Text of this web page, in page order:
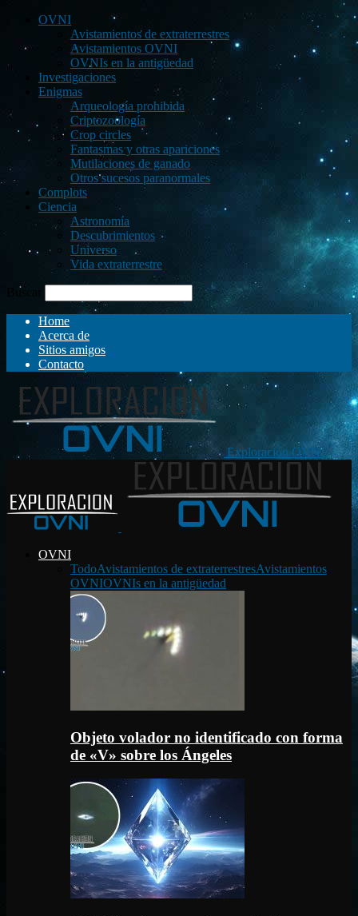
OVNI
Avistamientos de extraterrestres
Avistamientos OVNI
OVNIs en la antigüedad
Investigaciones
Enigmas
Arqueología prohibida
Criptozoología
Crop circles
Fantasmas y otras apariciones
Mutilaciones de ganado
Otros sucesos paranormales
Complots
Ciencia
Astronomía
Descubrimientos
Universo
Vida extraterrestre
Buscar
Home
Acerca de
Sitios amigos
Contacto
Exploración OVNI
OVNI
TodoAvistamientos de extraterrestresAvistamientos
OVNIOVNIs en la antigüedad
Objeto volador no identificado con forma
de «V» sobre los Ángeles